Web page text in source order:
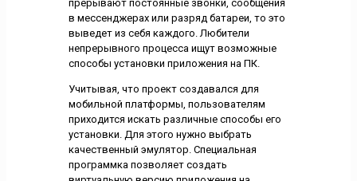
прерывают постоянные звонки, сообщения
в мессенджерах или разряд батареи, то это
выведет из себя каждого. Любители
непрерывного процесса ищут возможные
способы установки приложения на ПК.
Учитывая, что проект создавался для
мобильной платформы, пользователям
приходится искать различные способы его
установки. Для этого нужно выбрать
качественный эмулятор. Специальная
программка позволяет создать